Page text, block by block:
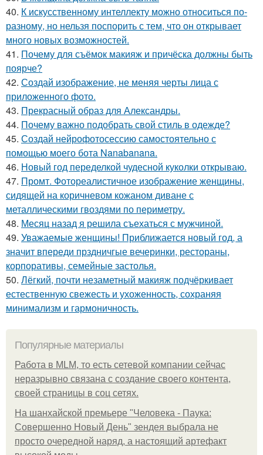
40. К искусственному интеллекту можно относиться по-
разному, но нельзя поспорить с тем, что он открывает
много новых возможностей.
41. Почему для съёмок макияж и причёска должны быть
поярче?
42. Создай изображение, не меняя черты лица с
приложенного фото.
43. Прекрасный образ для Александры.
44. Почему важно подобрать свой стиль в одежде?
45. Создай нейрофотосессию самостоятельно с
помощью моего бота Nanabanana.
46. Новый год переделкой чудесной куколки открываю.
47. Промт. Фотореалистичное изображение женщины,
сидящей на коричневом кожаном диване с
металлическими гвоздями по периметру.
48. Месяц назад я решила съехаться с мужчиной.
49. Уважаемые женщины! Приближается новый год, а
значит впереди прздничгые вечеринки, рестораны,
корпоративы, семейные застолья.
50. Лёгкий, почти незаметный макияж подчёркивает
естественную свежесть и ухоженность, сохраняя
минимализм и гармоничность.
Популярные материалы
Работа в MLM, то есть сетевой компании сейчас
неразрывно связана с создание своего контента,
своей страницы в соц сетях.
На шанхайской премьере "Человека - Паука:
Совершенно Новый День" зендея выбрала не
просто очередной наряд, а настоящий артефакт